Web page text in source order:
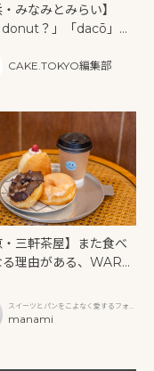
・みなみとみらい】
donut？」「dacō」
ーヘッドに初集結。朝
日楽しめる食の新スポ
CAKE.TOKYO編集部
・三軒茶屋】また食べ
る理由がある、WARU
）のやさしいドーナツ
スイーツとパンをこよなく愛するフォト
グラファー
manami